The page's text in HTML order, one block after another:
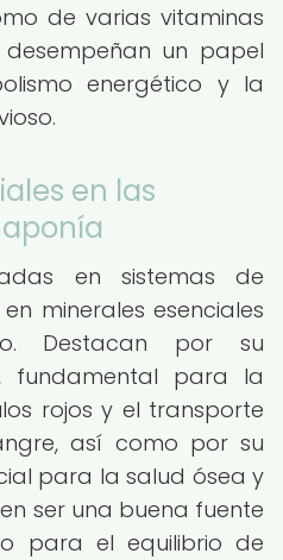
de varias vitaminas
un papel
energético y la
en las
en sistemas de
minerales esenciales
Destacan por su
fundamental para la
rojos y el transporte
así como por su
para la salud ósea y
ser una buena fuente
para el equilibrio de